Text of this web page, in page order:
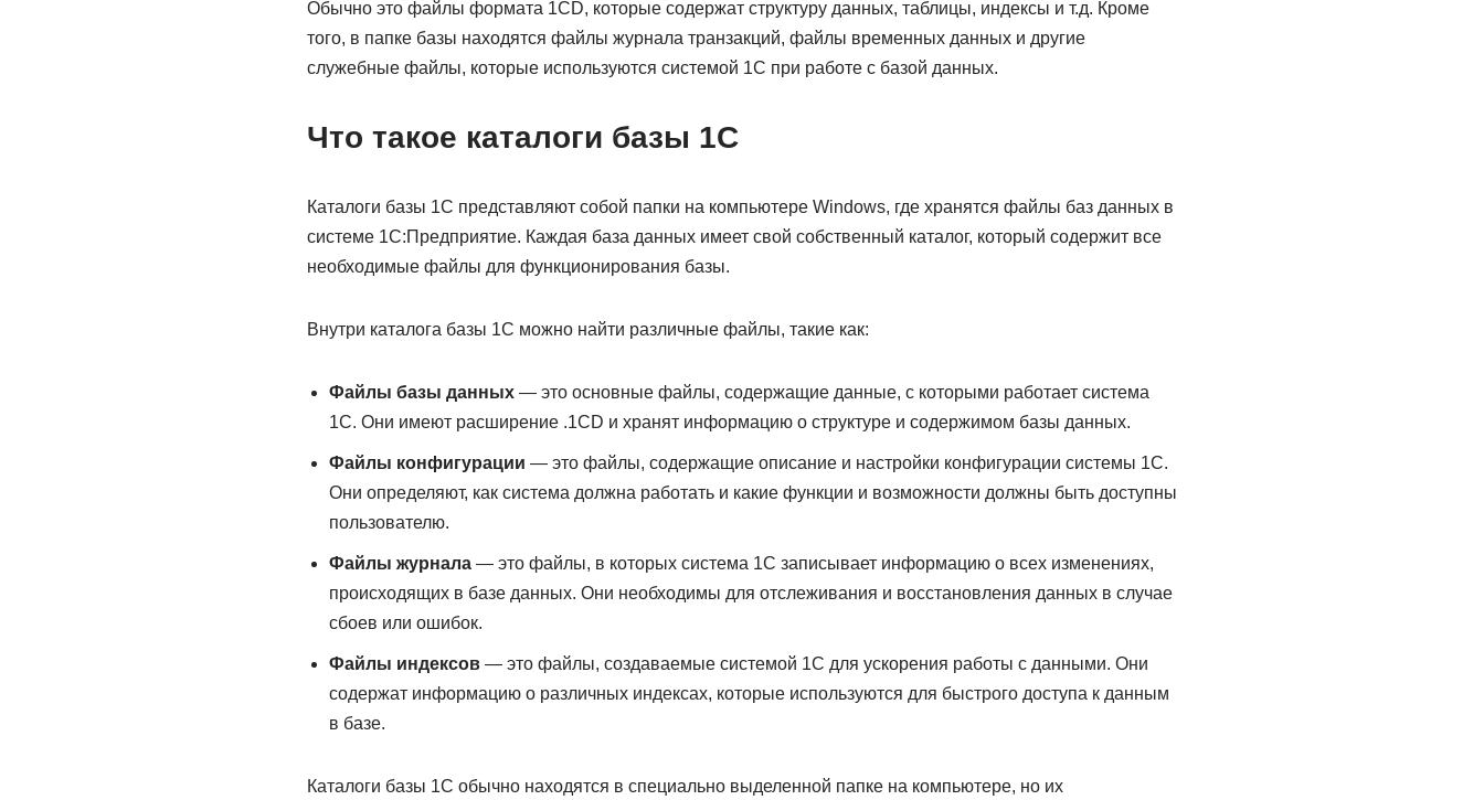
Обычно это файлы формата 1CD, которые содержат структуру данных, таблицы, индексы и т.д. Кроме
того, в папке базы находятся файлы журнала транзакций, файлы временных данных и другие
служебные файлы, которые используются системой 1С при работе с базой данных.
Что такое каталоги базы 1С
Каталоги базы 1С представляют собой папки на компьютере Windows, где хранятся файлы баз данных в
системе 1С:Предприятие. Каждая база данных имеет свой собственный каталог, который содержит все
необходимые файлы для функционирования базы.
Внутри каталога базы 1С можно найти различные файлы, такие как:
Файлы базы данных— это основные файлы, содержащие данные, с которыми работает система
1С. Они имеют расширение .1CD и хранят информацию о структуре и содержимом базы данных.
Файлы конфигурации — это файлы, содержащие описание и настройки конфигурации системы 1С.
Они определяют, как система должна работать и какие функции и возможности должны быть доступны
пользователю.
Файлы журнала— это файлы, в которых система 1С записывает информацию о всех изменениях,
происходящих в базе данных. Они необходимы для отслеживания и восстановления данных в случае
сбоев или ошибок.
Файлы индексов— это файлы, создаваемые системой 1С для ускорения работы с данными. Они
содержат информацию о различных индексах, которые используются для быстрого доступа к данным
в базе.
Каталоги базы 1С обычно находятся в специально выделенной папке на компьютере, но их